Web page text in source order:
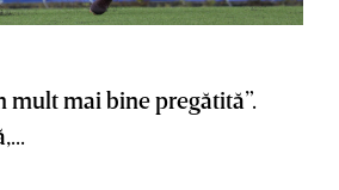
mult mai bine pregătită”.